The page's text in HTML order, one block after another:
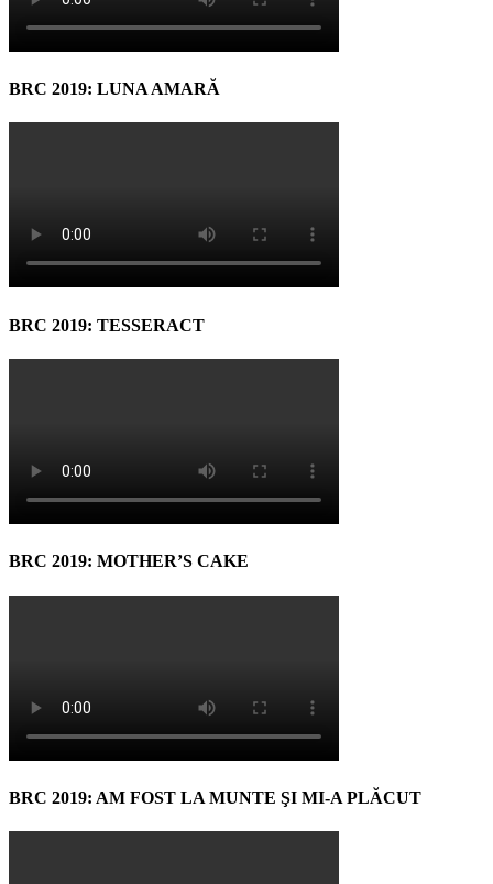
BRC 2019: LUNA AMARĂ
BRC 2019: TESSERACT
BRC 2019: MOTHER’S CAKE
BRC 2019: AM FOST LA MUNTE ŞI MI-A PLĂCUT